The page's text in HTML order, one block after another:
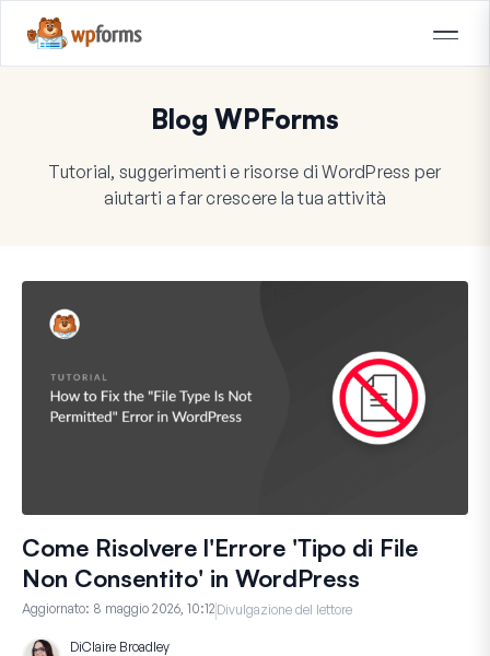
Blog WPForms
Tutorial, suggerimenti e risorse di WordPress per
aiutarti a far crescere la tua attività
Come Risolvere l'Errore 'Tipo di File
Non Consentito' in WordPress
Aggiornato: 8 maggio 2026, 10:12 Divulgazione del lettore
DiClaire Broadley